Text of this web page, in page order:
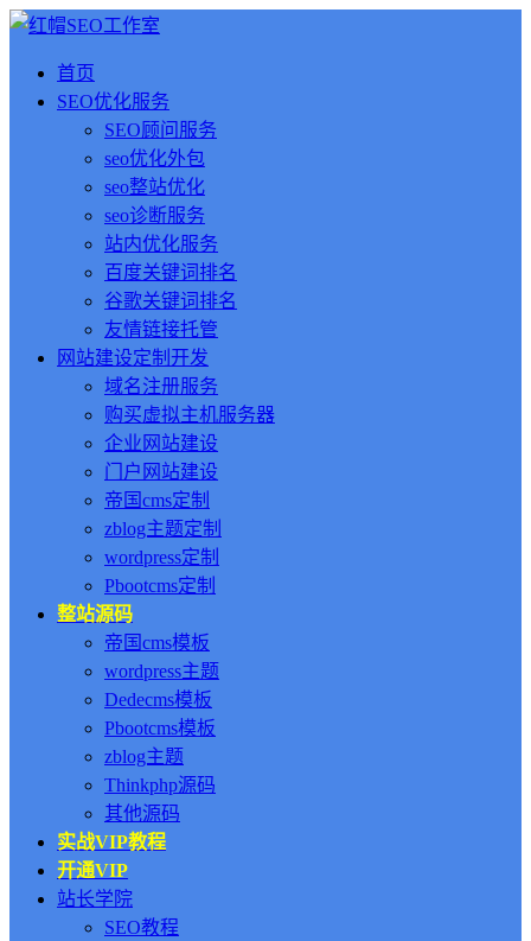
首页
SEO优化服务
SEO顾问服务
seo优化外包
seo整站优化
seo诊断服务
站内优化服务
百度关键词排名
谷歌关键词排名
友情链接托管
网站建设定制开发
域名注册服务
购买虚拟主机服务器
企业网站建设
门户网站建设
帝国cms定制
zblog主题定制
wordpress定制
Pbootcms定制
整站源码
帝国cms模板
wordpress主题
Dedecms模板
Pbootcms模板
zblog主题
Thinkphp源码
其他源码
实战VIP教程
开通VIP
站长学院
SEO教程